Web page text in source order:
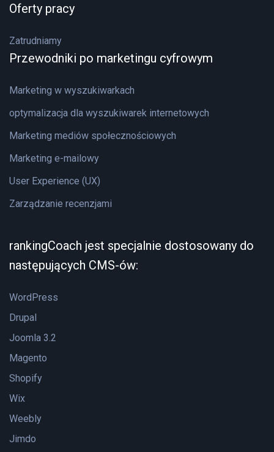
Oferty pracy
Zatrudniamy
Przewodniki po marketingu cyfrowym
Marketing w wyszukiwarkach
optymalizacja dla wyszukiwarek internetowych
Marketing mediów społecznościowych
Marketing e-mailowy
User Experience (UX)
Zarządzanie recenzjami
rankingCoach jest specjalnie dostosowany do
następujących CMS-ów:
WordPress
Drupal
Joomla 3.2
Magento
Shopify
Wix
Weebly
Jimdo